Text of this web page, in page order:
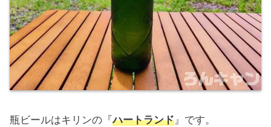
瓶ビールはキリンの『ハートランド』です。